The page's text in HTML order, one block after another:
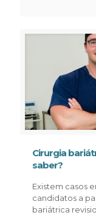
Cirurgia
saber?
Existem casos
candidatos a
bariátrica